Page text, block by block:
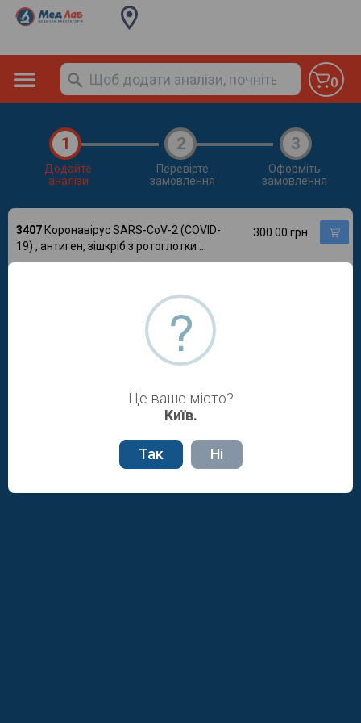
0
1
Додайте
аналізи
2
Перевірте
замовлення
3
Оформіть
замовлення
3407 Коронавірус SARS-CoV-2 (COVID-
19) , антиген, зішкріб з ротоглотки
300.00 грн
19), антитіла IgM (методом ІФА)
Коронавірус SARS-CoV-2 (COVID-
19), антитіла IgG, методом ІФА
19), зішкріб з ротоглотки, носоглот ...
?
Це ваше місто?
Київ.
Так Ні